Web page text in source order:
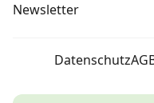
Newsletter
Datenschutz